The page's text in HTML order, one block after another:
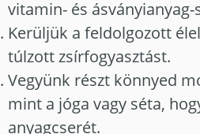
vitamin- és
Kerüljük a feldolgozott
túlzott zsírfogyasztást.
Vegyünk részt könnyed
mint a jóga vagy séta,
anyagcserét.